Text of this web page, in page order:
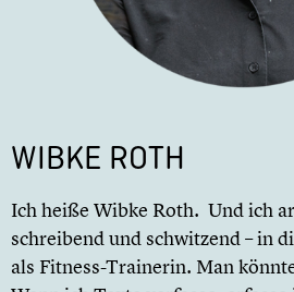
WIBKE ROTH
Ich heiße Wibke Roth. Und ich
schreibend und schwitzend – in
als Fitness-Trainerin. Man